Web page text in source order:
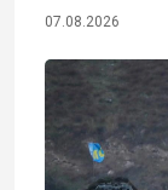
07.08.2026